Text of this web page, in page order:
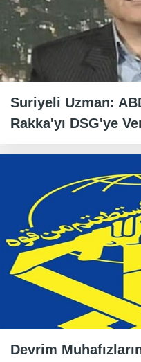
Suriyeli Uzman:
Rakka'yı DSG'ye
Devrim